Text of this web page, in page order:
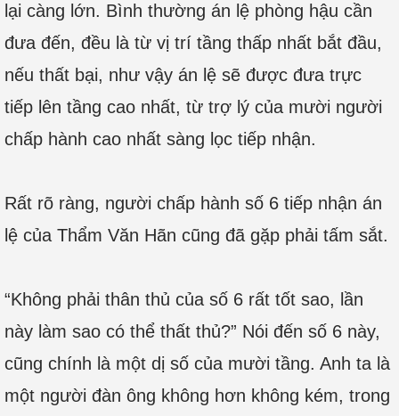
lại càng lớn. Bình thường án lệ phòng hậu cần
đưa đến, đều là từ vị trí tầng thấp nhất bắt đầu,
nếu thất bại, như vậy án lệ sẽ được đưa trực
tiếp lên tầng cao nhất, từ trợ lý của mười người
chấp hành cao nhất sàng lọc tiếp nhận.
Rất rõ ràng, người chấp hành số 6 tiếp nhận án
lệ của Thẩm Văn Hãn cũng đã gặp phải tấm sắt.
“Không phải thân thủ của số 6 rất tốt sao, lần
này làm sao có thể thất thủ?” Nói đến số 6 này,
cũng chính là một dị số của mười tầng. Anh ta là
một người đàn ông không hơn không kém, trong